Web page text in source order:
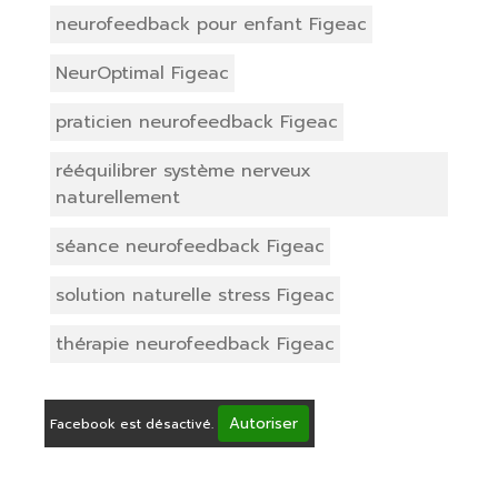
neurofeedback pour enfant Figeac
NeurOptimal Figeac
praticien neurofeedback Figeac
rééquilibrer système nerveux
naturellement
séance neurofeedback Figeac
solution naturelle stress Figeac
thérapie neurofeedback Figeac
Facebook est désactivé. Autoriser